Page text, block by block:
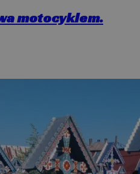
motocyklem.